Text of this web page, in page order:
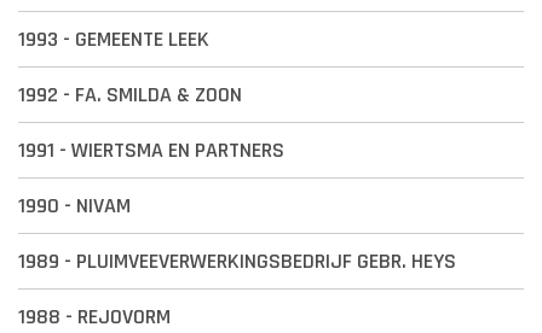
1993 - GEMEENTE LEEK
1992 - FA. SMILDA & ZOON
1991 - WIERTSMA EN PARTNERS
1990 - NIVAM
1989 - PLUIMVEEVERWERKINGSBEDRIJF GEBR. HEYS
1988 - REJOVORM